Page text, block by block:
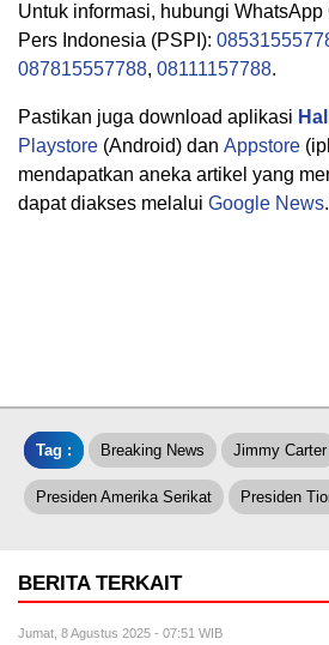
Untuk informasi, hubungi
Pers Indonesia (PSPI):
087815557788, 08111157788.
Pastikan juga download aplikasi
Playstore (Android) dan Appstore
mendapatkan aneka artikel yang
dapat diakses melalui Google News
Tag : Breaking News Jimmy Carter
Presiden Amerika Serikat Presiden
BERITA TERKAIT
Jumat, 8 Agustus 2025 - 07:51 WIB